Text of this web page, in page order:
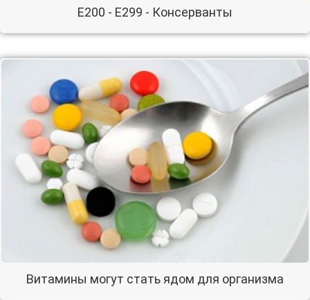
E200 - E299 - Консерванты
Витамины могут стать ядом для организма